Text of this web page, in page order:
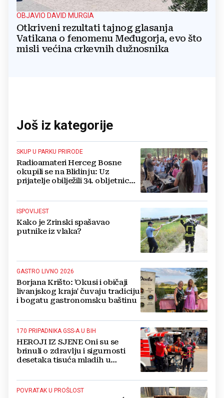
OBJAVIO DAVID MURGIA
Otkriveni rezultati tajnog glasanja
Vatikana o fenomenu Međugorja, evo što
misli većina crkevnih dužnosnika
Još iz kategorije
SKUP U PARKU PRIRODE
Radioamateri Herceg Bosne
okupili se na Blidinju: Uz
prijatelje obilježili 34. obljetnicu
ISPOVIJEST
Kako je Zrinski spašavao
putnike iz vlaka?
GASTRO LIVNO 2026
Borjana Krišto: 'Okusi i običaji
livanjskog kraja' čuvaju tradiciju
i bogatu gastronomsku baštinu
170 PRIPADNIKA GSS-A U BIH
HEROJI IZ SJENE Oni su se
brinuli o zdravlju i sigurnosti
desetaka tisuća mladih u
FOTOGRAFIJE
POVRATAK U PROŠLOST